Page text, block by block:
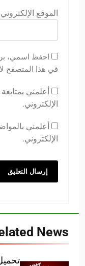
الموقع الإلكتروني
احفظ اسمي،
في هذا المتصفح
أعلمني
الإلكتروني.
أعلمني
الإلكتروني.
News